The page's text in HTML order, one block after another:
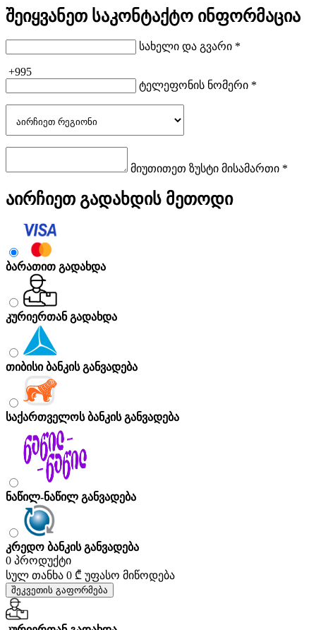
შეიყვანეთ საკონტაქტო ინფორმაცია
სახელი და გვარი *
+995
ტელეფონის ნომერი *
მიუთითეთ ზუსტი მისამართი *
აირჩიეთ გადახდის მეთოდი
ბარათით გადახდა
კურიერთან გადახდა
თიბისი ბანკის განვადება
საქართველოს ბანკის განვადება
ნაწილ-ნაწილ განვადება
კრედო ბანკის განვადება
0 პროდუქტი
სულ თანხა 0 ₾ უფასო მიწოდება
შეკვეთის გაფორმება